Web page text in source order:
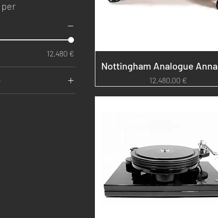
12.480 €
Nottingham Analogue
Prezzo
12.480,00 €